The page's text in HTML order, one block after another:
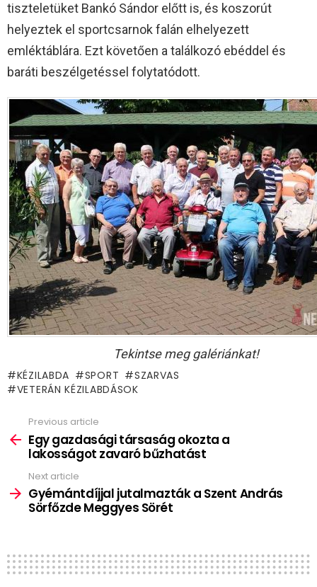
tiszteletüket Bankó Sándor előtt is, és koszorút
helyeztek el sportcsarnok falán elhelyezett
emléktáblára. Ezt követően a találkozó ebéddel és
baráti beszélgetéssel folytatódott.
Tekintse meg galériánkat!
KÉZILABDA SPORT
SZARVAS
VETERÁN KÉZILABDÁSOK
more
Previous article
Egy gazdasági társaság okozta a
lakosságot zavaró bűzhatást
Next article
Gyémántdíjjal jutalmazták a Szent András
Sörfőzde Meggyes Sörét